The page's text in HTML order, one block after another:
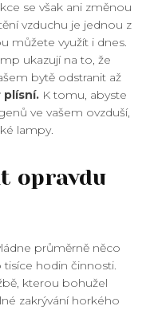
se však ani změnou
vzduchu je jednou z
můžete využít i dnes.
ukazují na to, že
bytě odstranit až
plísní. K tomu, abyste
ve vašem ovzduší,
lampy.
opravdu
průměrně něco
hodin činnosti.
kterou bohužel
zakrývání horkého